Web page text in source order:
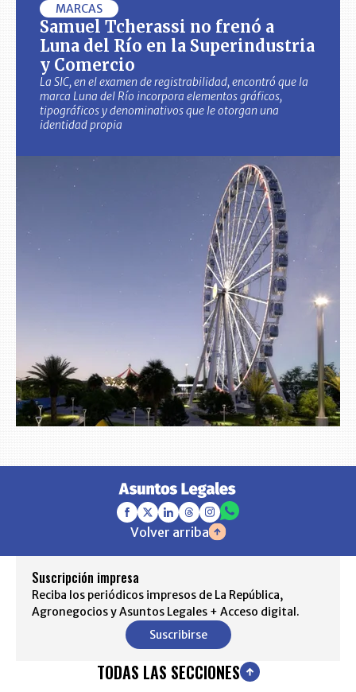
MARCAS
Samuel Tcherassi no frenó a
Luna del Río en la Superindustria
y Comercio
La SIC, en el examen de registrabilidad, encontró que la
marca Luna del Río incorpora elementos gráficos,
tipográficos y denominativos que le otorgan una
identidad propia
Volver arriba
Suscripción impresa
Reciba los periódicos impresos de La República,
Agronegocios y Asuntos Legales + Acceso digital.
Suscribirse
TODAS LAS SECCIONES